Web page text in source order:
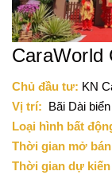
CaraWorld
Chủ đầu tư: KN
Vị trí: Bãi Dài
Loại hình bất
Thời gian mở
Thời gian dự kiến